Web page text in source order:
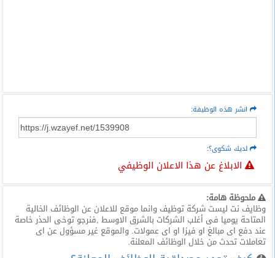
انشر هذه الوظيفة:
لديك شكوى؟:
الابلاغ عن هذا الاعلان الوظيفي
ملحوظة هامة:
وظايف نت ليست شركة توظيف وانما موقع للاعلان عن الوظائف الخالية
المتاحة يوميا فى أغلب الشركات بالشرق الاوسط ,فنرجو توخى الحذر خاصة
عند دفع اى مبالغ او فيزا او اى عمولات. والموقع غير مسؤول عن اى
تعاملات تحدث من خلال الوظائف المعلنة.